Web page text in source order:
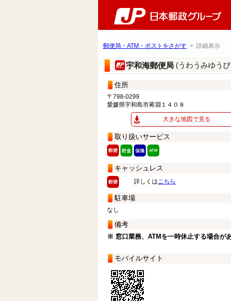
郵便局・ATM・ポストをさがす > 詳細表示
宇和海郵便局 (うわうみゆう
住所
〒798-0299
愛媛県宇和島市蒋淵１４０８
大きな地図で見る
取り扱いサービス
キャッシュレス
詳しくはこちら
駐車場
なし
備考
※ 窓口業務、ATMを一時休止する場合があ
モバイルサイト